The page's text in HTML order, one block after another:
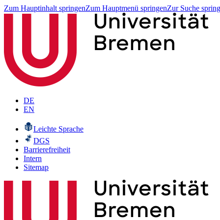
Zum Hauptinhalt springenZum Hauptmenü springenZur Suche
DE
EN
Leichte Sprache
DGS
Barrierefreiheit
Intern
Sitemap